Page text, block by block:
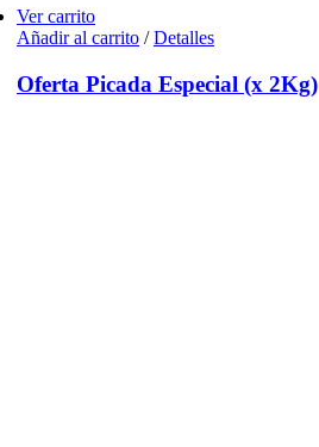
Ver carrito
Añadir al carrito / Detalles
Oferta Picada Especial (x 2Kg)